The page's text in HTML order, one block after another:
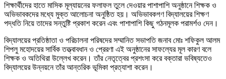
শিক্ষার্থীদের হাতে মাসিক মূল্যায়নের ফলাফল তুলে দেওয়ার পাশাপাশি অনুষ্ঠানে শিক্ষক ও
অভিভাবকদের মধ্যে মুক্ত আলোচনা অনুষ্ঠিত হয়। অভিভাবকগণ বিদ্যালয়ের শিক্ষণ
পদ্ধতি নিয়ে তাদের সন্তুষ্টি প্রকাশ করেন এবং পাশাপাশি কিছু গঠনমূলক পরামর্শও দেন।
বিদ্যালয়ের প্রতিষ্ঠাতা ও পরিচালনা পরিষদের সম্মানিত সভাপতি জনাব মোঃ শফিকুল আলম
শিপলু মহোদয়ের সার্বিক তত্ত্বাবধান ও প্রেরণা এই অনুষ্ঠানের সাফল্যের মূল কারণ বলে
শিক্ষক ও অতিথিরা উল্লেখ করেন। তাঁর নেতৃত্বের প্রশংসা করে বক্তারা ভবিষ্যতেও
বিদ্যালয়ের উন্নয়নে তাঁর আন্তরিক ভূমিকা প্রত্যাশা করেন।